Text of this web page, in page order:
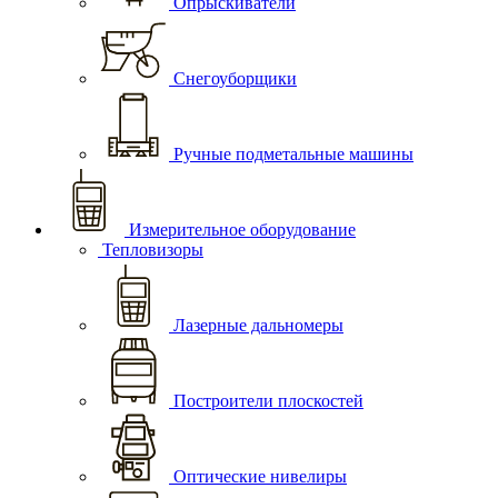
Снегоуборщики
Ручные подметальные машины
Измерительное оборудование
Тепловизоры
Лазерные дальномеры
Построители плоскостей
Оптические нивелиры